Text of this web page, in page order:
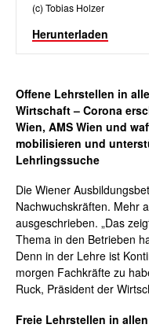
(c) Tobias Holzer
Herunterladen
Offene Lehrstellen in
Wirtschaft – Corona
Wien, AMS Wien und
mobilisieren und
Lehrlingssuche
Die Wiener
Nachwuchskräften. Mehr
ausgeschrieben. „Das
Thema in den Betrieben
Denn in der Lehre ist
morgen Fachkräfte zu
Ruck, Präsident der
Freie Lehrstellen in